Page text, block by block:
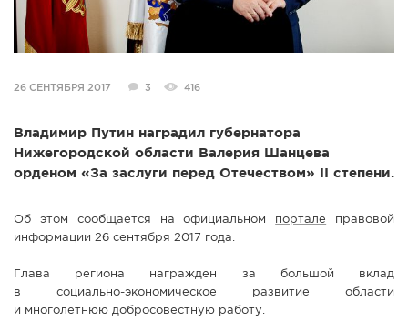
26 СЕНТЯБРЯ 2017 3 416
Владимир Путин наградил губернатора
Нижегородской области Валерия Шанцева
орденом «За заслуги перед Отечеством» II степени.
Об этом сообщается на официальном портале
правовой
информации 26 сентября 2017 года.
Глава региона награжден за большой вклад
в социально-экономическое
развитие области
и многолетнюю добросовестную работу.